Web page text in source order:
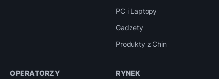
PC i Laptopy
Gadżety
Produkty z Chin
OPERATORZY RYNEK